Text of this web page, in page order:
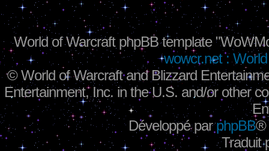
World of Warcraft phpBB template
wowcr.net :
©World of Warcraft and Blizzard
Entertainment, Inc. in the U.S. and/or other
Développé parphpBB®
Traduit